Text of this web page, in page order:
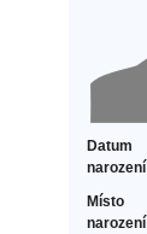
Datum
narození
Místo
narození